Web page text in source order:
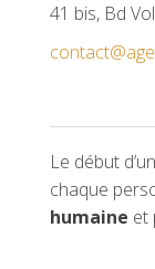
41 bis, Bd
Le début
chaque
humaine et